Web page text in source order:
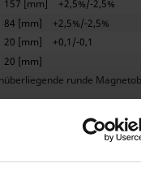
157 [mm]
+2,5%/-2,5%
84 [mm]
+2,5%/-2,5%
20 [mm]
+0,1/-0,1
20 [mm]
runde